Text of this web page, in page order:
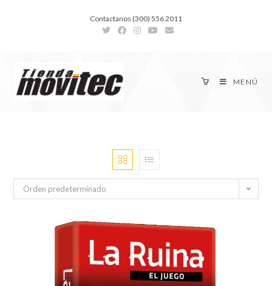
Contactanos (300) 556 2011
MENÚ
Orden predeterminado